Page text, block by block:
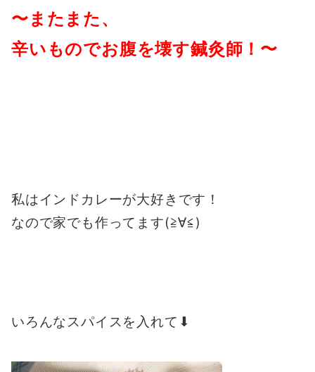
〜またまた、
辛いものでお腹を壊す鍼灸師！ 〜
私はインドカレーが大好きです！
なので家でも作ってます(≧∀≦)
いろんなスパイスを入れて⬇︎